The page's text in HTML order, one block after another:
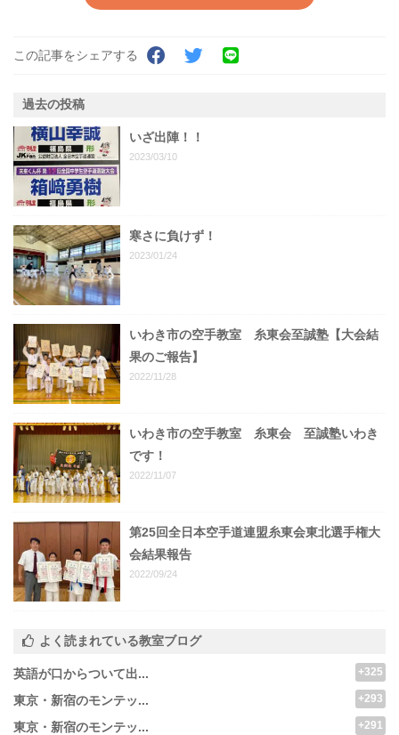
この記事をシェアする
過去の投稿
いざ出陣！！
2023/03/10
寒さに負けず！
2023/01/24
いわき市の空手教室 糸東会至誠塾【大会結
果のご報告】
2022/11/28
いわき市の空手教室 糸東会 至誠塾いわき
です！
2022/11/07
第25回全日本空手道連盟糸東会東北選手権大
会結果報告
2022/09/24
よく読まれている教室ブログ
英語が口からついて出... +325
東京・新宿のモンテッ... +293
東京・新宿のモンテッ... +291